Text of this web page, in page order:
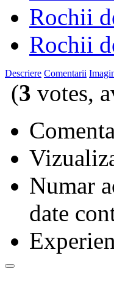
Rochii
Rochii
Descriere Comentarii
(3 votes,
Numar
date